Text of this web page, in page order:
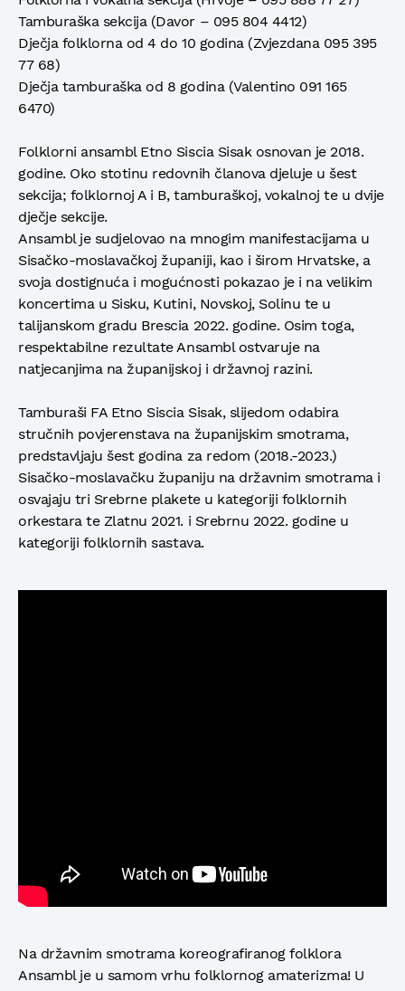
Tamburaška sekcija (Davor – 095 804 4412)
Dječja folklorna od 4 do 10 godina (Zvjezdana 095 395
77 68)
Dječja tamburaška od 8 godina (Valentino 091 165
6470)
Folklorni ansambl Etno Siscia Sisak osnovan je 2018.
godine. Oko stotinu redovnih članova djeluje u šest
sekcija; folklornoj A i B, tamburaškoj, vokalnoj te u dvije
dječje sekcije.
Ansambl je sudjelovao na mnogim manifestacijama u
Sisačko-moslavačkoj županiji, kao i širom Hrvatske, a
svoja dostignuća i mogućnosti pokazao je i na velikim
koncertima u Sisku, Kutini, Novskoj, Solinu te u
talijanskom gradu Brescia 2022. godine. Osim toga,
respektabilne rezultate Ansambl ostvaruje na
natjecanjima na županijskoj i državnoj razini.
Tamburaši FA Etno Siscia Sisak, slijedom odabira
stručnih povjerenstava na županijskim smotrama,
predstavljaju šest godina za redom (2018.-2023.)
Sisačko-moslavačku županiju na državnim smotrama i
osvajaju tri Srebrne plakete u kategoriji folklornih
orkestara te Zlatnu 2021. i Srebrnu 2022. godine u
kategoriji folklornih sastava.
Na državnim smotrama koreografiranog folklora
Ansambl je u samom vrhu folklornog amaterizma! U